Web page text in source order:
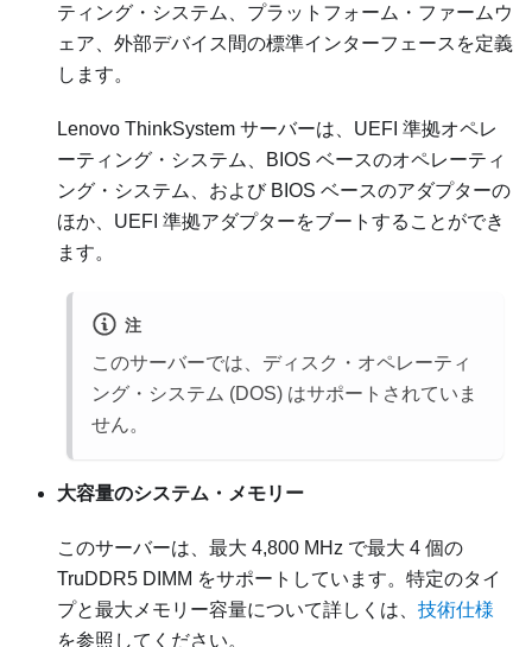
ティング・システム、プラットフォーム・ファームウ
ェア、外部デバイス間の標準インターフェースを定義
します。
Lenovo ThinkSystem サーバーは、UEFI 準拠オペレ
ーティング・システム、BIOS ベースのオペレーティ
ング・システム、および BIOS ベースのアダプターの
ほか、UEFI 準拠アダプターをブートすることができ
ます。
注
このサーバーでは、ディスク・オペレーティ
ング・システム (DOS) はサポートされていま
せん。
大容量のシステム・メモリー
このサーバーは、最大 4,800 MHz で最大 4 個の
TruDDR5 DIMM をサポートしています。特定のタイ
プと最大メモリー容量について詳しくは、 技術仕様
を参照してください。